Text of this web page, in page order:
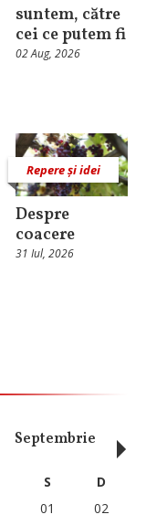
suntem, către
cei ce putem fi
02 Aug, 2026
Repere și idei
Despre
coacere
31 Iul, 2026
Septembrie
S
D
01
02